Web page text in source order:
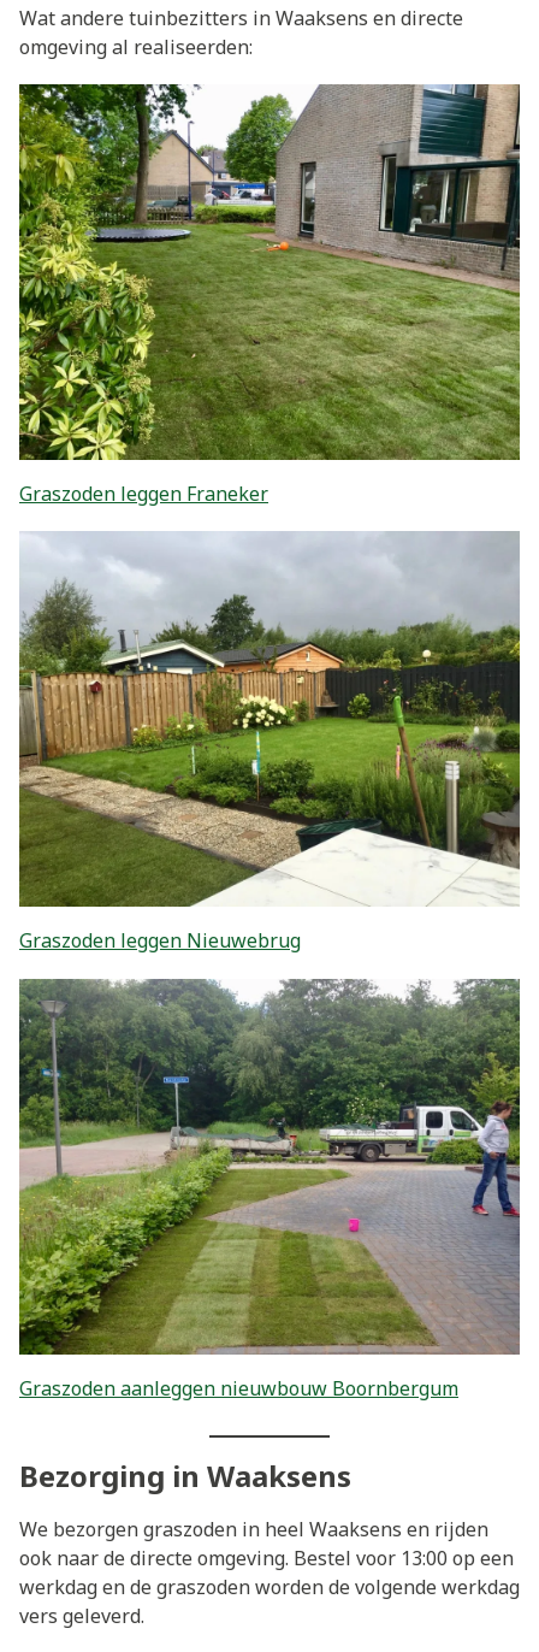
Wat andere tuinbezitters in Waaksens en directe
omgeving al realiseerden:
Graszoden leggen Franeker
Graszoden leggen Nieuwebrug
Graszoden aanleggen nieuwbouw Boornbergum
Bezorging in Waaksens
We bezorgen graszoden in heel Waaksens en rijden
ook naar de directe omgeving. Bestel voor 13:00 op een
werkdag en de graszoden worden de volgende werkdag
vers geleverd.